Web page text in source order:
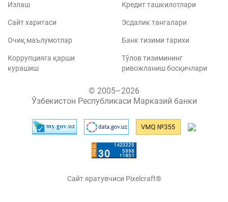
Излаш
Сайт харитаси
Очиқ маълумотлар
Коррупцияга қарши
курашиш
Кредит ташкилотлари
Эсдалик тангалари
Банк тизими тарихи
Тўлов тизимининг
ривожланиш босқичлари
© 2005–2026
Ўзбекистон Республикаси Марказий банки
Сайт яратувчиси Pixelcraft®